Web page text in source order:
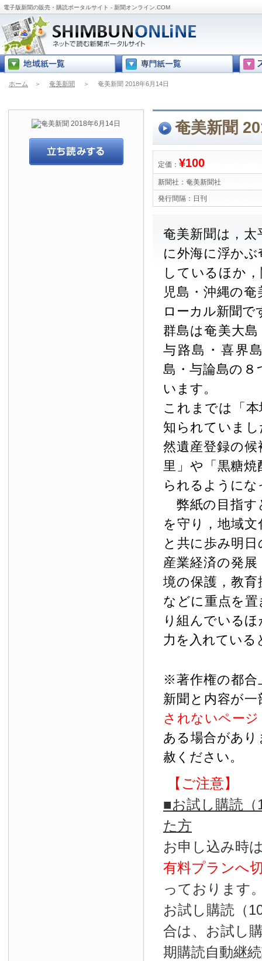
電子版新聞の販売・購読ポータルサイト - 新聞オンライン.COM
ホーム ＞ 奄美新聞 ＞ 奄美新聞 2018年6月14日
奄美新聞
定価： ¥100
新聞社： 奄美新聞社
発行間隔： 日刊
奄美新聞は，
に外海に浮か
しているほか
児島・沖縄の
ローカル新聞で
群島は奄美大
与路島・喜界
島・与論島の
います。
これまでは「
知られていま
然遺産登録の
里」や「黒糖
られるように
弊紙の目指す
を守り，地域
と共に歩み明
産業経済の発
境の保護，教
などに重点を
り組んでいる
力を入れている
※著作権の都合
新聞と内容が
されないペー
ある場合があ
赦ください。
【ご注意】
■お試し購読
た方
お申し込み時
有料プランへ
っております
お試し購読（
合は、お試し
期購読自動継